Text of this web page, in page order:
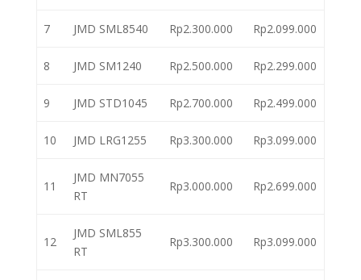
7 JMD SML8540 Rp2.300.000 Rp2.099.000
8 JMD SM1240 Rp2.500.000 Rp2.299.000
9 JMD STD1045 Rp2.700.000 Rp2.499.000
10 JMD LRG1255 Rp3.300.000 Rp3.099.000
11
JMD MN7055
RT
Rp3.000.000 Rp2.699.000
12
JMD SML855
RT
Rp3.300.000 Rp3.099.000